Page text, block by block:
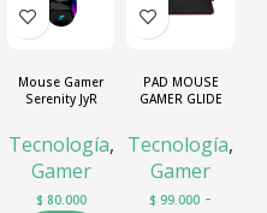
Mouse Gamer
Serenity JyR
Tecnología,
Gamer
$80.000
PAD MOUSE
GAMER GLIDE
Tecnología,
Gamer
$ 99.000 -